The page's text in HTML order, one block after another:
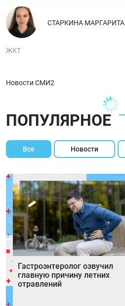
СТАРКИНА МАРГАРИТА
ЖКТ
Новости СМИ2
ПОПУЛЯРНОЕ
Все Новости
Гастроэнтеролог озвучил
главную причину летних
отравлений